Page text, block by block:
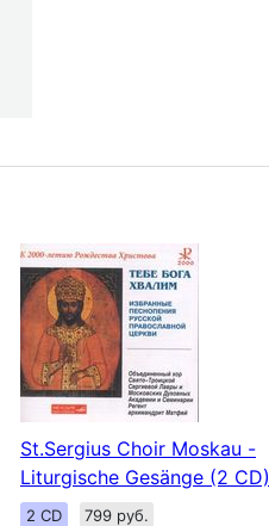
St.Sergius Choir Moskau -
Liturgische Gesänge (2 CD)
2 CD 799 руб.